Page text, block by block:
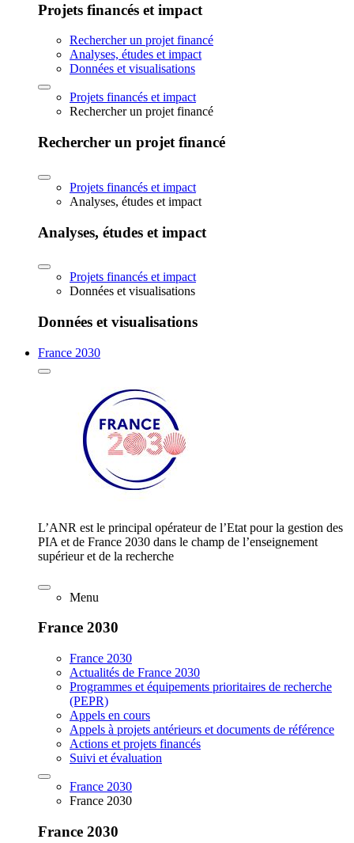
Projets financés et impact
Rechercher un projet financé
Analyses, études et impact
Données et visualisations
Projets financés et impact
Rechercher un projet financé
Rechercher un projet financé
Projets financés et impact
Analyses, études et impact
Analyses, études et impact
Projets financés et impact
Données et visualisations
Données et visualisations
France 2030
L’ANR est le principal opérateur de l’Etat pour la gestion des
PIA et de France 2030 dans le champ de l’enseignement
supérieur et de la recherche
Menu
France 2030
France 2030
Actualités de France 2030
Programmes et équipements prioritaires de recherche
(PEPR)
Appels en cours
Appels à projets antérieurs et documents de référence
Actions et projets financés
Suivi et évaluation
France 2030
France 2030
France 2030